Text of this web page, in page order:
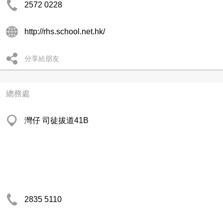
2572 0228
http://rhs.school.net.hk/
分享給朋友
總務處
灣仔 司徒拔道41B
2835 5110